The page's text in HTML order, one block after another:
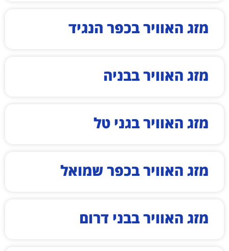
מזג האוויר בכפר הנגיד
מזג האוויר בבניה
מזג האוויר בגני טל
מזג האוויר בכפר שמואל
מזג האוויר בבני דרום